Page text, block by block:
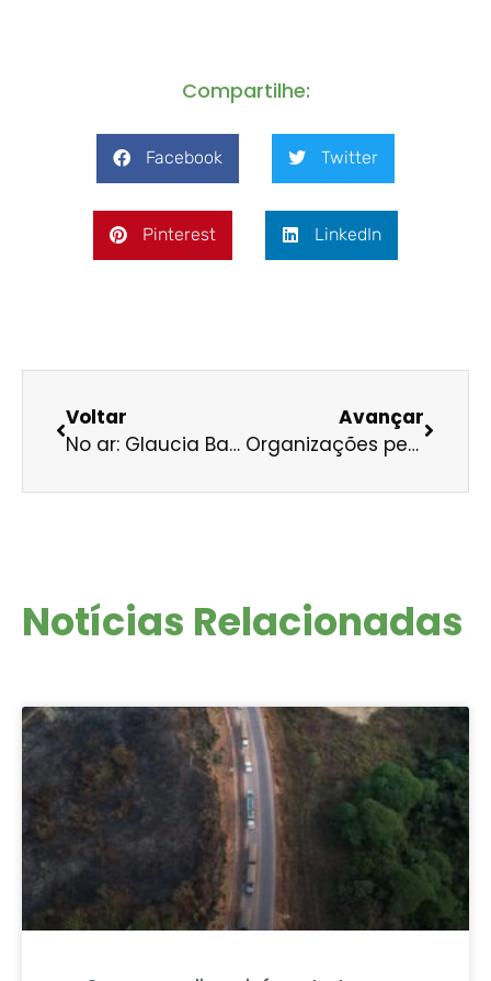
Compartilhe:
Facebook Twitter
Pinterest LinkedIn
Voltar
No ar: Glaucia Barros ressalta importância de união da sociedade civil para passarmos por esse momento de crise
Avançar
Organizações pedem que crédito rural responda à critérios de sustentabilidade mais rígidos
Notícias Relacionadas